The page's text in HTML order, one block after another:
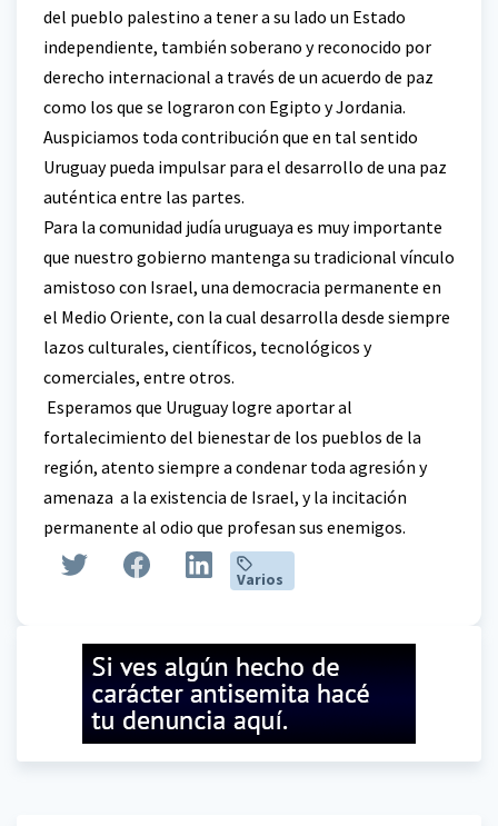
del pueblo palestino a tener a su lado un Estado
independiente, también soberano y reconocido por
derecho internacional a través de un acuerdo de paz
como los que se lograron con Egipto y Jordania.
Auspiciamos toda contribución que en tal sentido
Uruguay pueda impulsar para el desarrollo de una paz
auténtica entre las partes.
Para la comunidad judía uruguaya es muy importante
que nuestro gobierno mantenga su tradicional vínculo
amistoso con Israel, una democracia permanente en
el Medio Oriente, con la cual desarrolla desde siempre
lazos culturales, científicos, tecnológicos y
comerciales, entre otros.
Esperamos que Uruguay logre aportar al
fortalecimiento del bienestar de los pueblos de la
región, atento siempre a condenar toda agresión y
amenaza a la existencia de Israel, y la incitación
permanente al odio que profesan sus enemigos.
Varios